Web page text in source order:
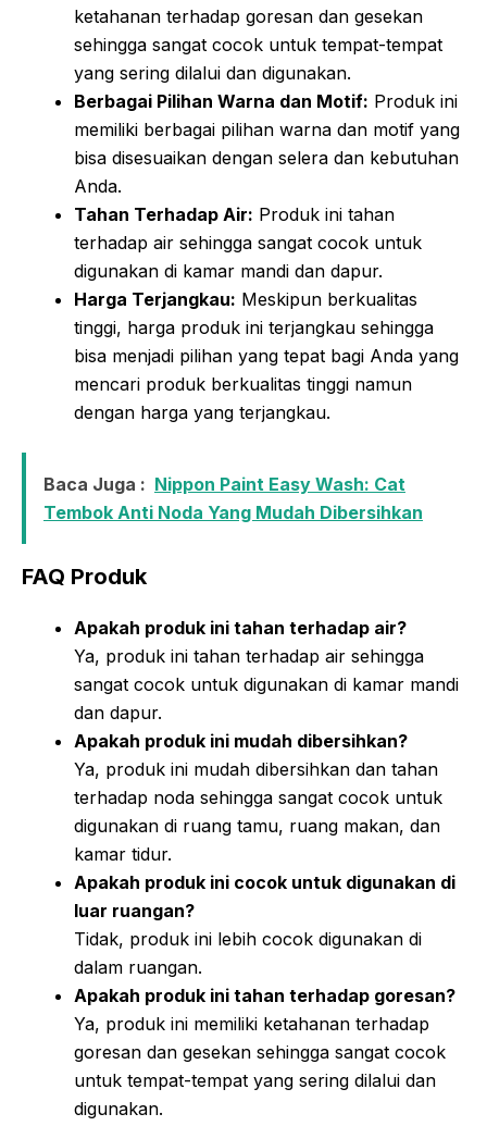
ketahanan terhadap goresan dan gesekan
sehingga sangat cocok untuk tempat-tempat
yang sering dilalui dan digunakan.
Berbagai Pilihan Warna dan Motif: Produk ini
memiliki berbagai pilihan warna dan motif yang
bisa disesuaikan dengan selera dan kebutuhan
Anda.
Tahan Terhadap Air: Produk ini tahan
terhadap air sehingga sangat cocok untuk
digunakan di kamar mandi dan dapur.
Harga Terjangkau: Meskipun berkualitas
tinggi, harga produk ini terjangkau sehingga
bisa menjadi pilihan yang tepat bagi Anda yang
mencari produk berkualitas tinggi namun
dengan harga yang terjangkau.
Baca Juga : Nippon Paint Easy Wash: Cat
Tembok Anti Noda Yang Mudah Dibersihkan
FAQ Produk
Apakah produk ini tahan terhadap air?
Ya, produk ini tahan terhadap air sehingga
sangat cocok untuk digunakan di kamar mandi
dan dapur.
Apakah produk ini mudah dibersihkan?
Ya, produk ini mudah dibersihkan dan tahan
terhadap noda sehingga sangat cocok untuk
digunakan di ruang tamu, ruang makan, dan
kamar tidur.
Apakah produk ini cocok untuk digunakan di
luar ruangan?
Tidak, produk ini lebih cocok digunakan di
dalam ruangan.
Apakah produk ini tahan terhadap goresan?
Ya, produk ini memiliki ketahanan terhadap
goresan dan gesekan sehingga sangat cocok
untuk tempat-tempat yang sering dilalui dan
digunakan.